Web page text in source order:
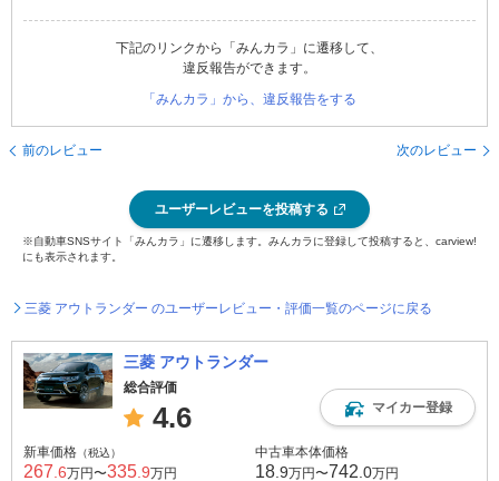
下記のリンクから「みんカラ」に遷移して、
違反報告ができます。
「みんカラ」から、違反報告をする
前のレビュー 次のレビュー
ユーザーレビューを投稿する
※自動車SNSサイト「みんカラ」に遷移します。みんカラに登録して投稿すると、carview!
にも表示されます。
三菱 アウトランダー のユーザーレビュー・評価一覧のページに戻る
三菱 アウトランダー
総合評価
4.6 マイカー登録
新車価格 （税込）
267 .6万円〜335 .9万円
中古車本体価格
18 .9万円〜742 .0万円